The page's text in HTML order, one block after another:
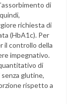
di
richiesta di
(HbA1c). Per
il controllo della
impegnativo.
di
glutine,
rispetto a